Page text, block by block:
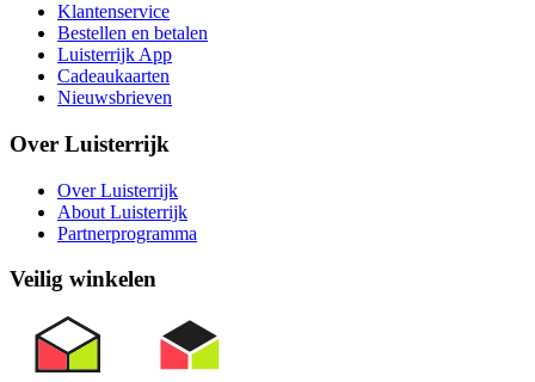
Klantenservice
Bestellen en betalen
Luisterrijk App
Cadeaukaarten
Nieuwsbrieven
Over Luisterrijk
Over Luisterrijk
About Luisterrijk
Partnerprogramma
Veilig winkelen